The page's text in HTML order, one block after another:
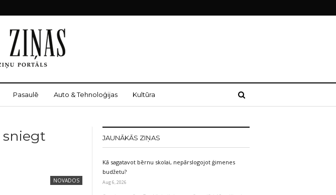
Pasaulē Auto & Tehnoloģijas Kultūra
sniegt
NOVADOS
JAUNĀKĀS ZIŅAS
Kā sagatavot bērnu skolai, nepārslogojot ģimenes
budžetu?
Aug 6, 2026